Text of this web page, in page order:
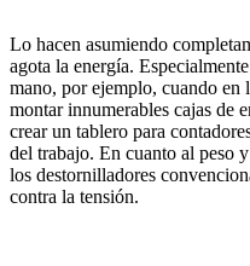
Lo hacen asumiendo
agota la energía.
mano, por ejemplo, cuando en
montar innumerables cajas de
crear un tablero para
del trabajo. En cuanto al peso
los destornilladores
contra la tensión.